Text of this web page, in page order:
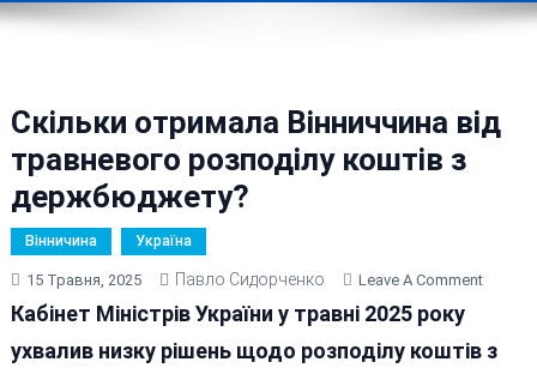
Скільки отримала Вінниччина від
травневого розподілу коштів з
держбюджету?
Вінничина Україна
15 Травня, 2025 Павло Сидорченко Leave A CommentOn
Кабінет Міністрів України у травні 2025 року
ухвалив низку рішень щодо розподілу коштів з